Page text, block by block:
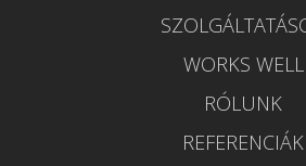
WORKS WELL
RÓLUNK
REFERENCIÁK